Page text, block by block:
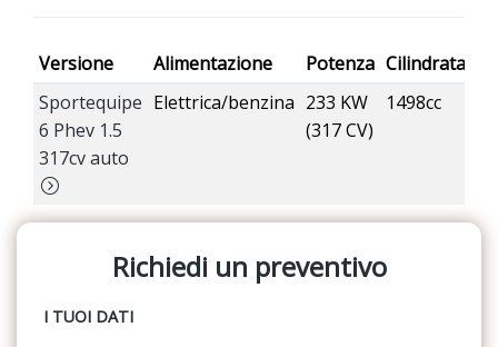
Versione Alimentazione Potenza Cilindrata
Sportequipe
6 Phev 1.5
317cv auto
Elettrica/benzina 233 KW
(317 CV)
1498cc
Richiedi un preventivo
I TUOI DATI